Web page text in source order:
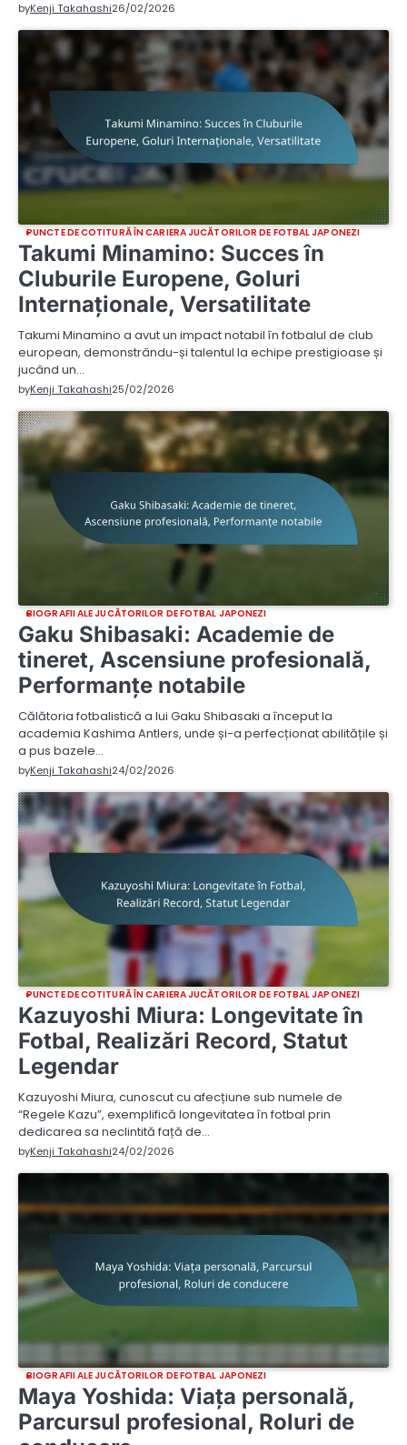
byKenji Takahashi26/02/2026
PUNCTE DE COTITURĂ ÎN CARIERA JUCĂTORILOR DE FOTBAL JAPONEZI
Takumi Minamino: Succes în
Cluburile Europene, Goluri
Internaționale, Versatilitate
Takumi Minamino a avut un impact notabil în fotbalul de club
european, demonstrându-și talentul la echipe prestigioase și
jucând un…
byKenji Takahashi25/02/2026
BIOGRAFII ALE JUCĂTORILOR DE FOTBAL JAPONEZI
Gaku Shibasaki: Academie de
tineret, Ascensiune profesională,
Performanțe notabile
Călătoria fotbalistică a lui Gaku Shibasaki a început la
academia Kashima Antlers, unde și-a perfecționat abilitățile și
a pus bazele…
byKenji Takahashi24/02/2026
PUNCTE DE COTITURĂ ÎN CARIERA JUCĂTORILOR DE FOTBAL JAPONEZI
Kazuyoshi Miura: Longevitate în
Fotbal, Realizări Record, Statut
Legendar
Kazuyoshi Miura, cunoscut cu afecțiune sub numele de
“Regele Kazu”, exemplifică longevitatea în fotbal prin
dedicarea sa neclintită față de…
byKenji Takahashi24/02/2026
BIOGRAFII ALE JUCĂTORILOR DE FOTBAL JAPONEZI
Maya Yoshida: Viața personală,
Parcursul profesional, Roluri de